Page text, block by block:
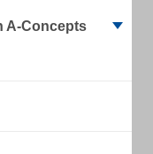
A-Concepts